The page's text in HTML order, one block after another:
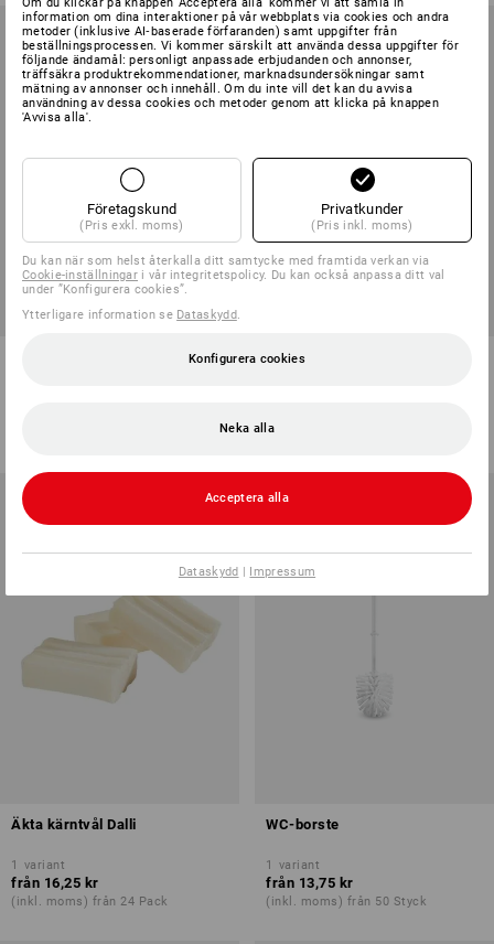
Diskhanddukar Profi, 5-pack Skurborste
(inkl. moms) från 10 Styck
Äkta kärntvål Dalli
1 variant
från 16,25 kr
(inkl. moms) från 24 Pack
WC-borste
1 variant
från 13,75 kr
(inkl. moms) från 50 Styck
information om dina interaktioner på vår webbplats via cookies och andra
metoder (inklusive AI‑baserade förfaranden) samt uppgifter från
beställningsprocessen. Vi kommer särskilt att använda dessa uppgifter för
följande ändamål: personligt anpassade erbjudanden och annonser,
träffsäkra produktrekommendationer, marknadsundersökningar samt
mätning av annonser och innehåll. Om du inte vill det kan du avvisa
användning av dessa cookies och metoder genom att klicka på knappen
'Avvisa alla'.
Företagskund
(Pris exkl. moms)
Privatkunder
(Pris inkl. moms)
Du kan när som helst återkalla ditt samtycke med framtida verkan via
Cookie-inställningar i vår integritetspolicy. Du kan också anpassa ditt val
under ”Konfigurera cookies”.
Ytterligare information se Dataskydd.
Konfigurera cookies
Neka alla
Acceptera alla
Dataskydd | Impressum